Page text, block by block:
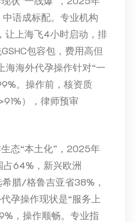
语成标配。专业机构
让上海飞4小时启动，排
包容包，费用高但
海外代孕操作针对“一
。操作前，核资质
），律师预审
态“本土化”，2025年
占64%，新兴欧洲
腊/格鲁吉亚省38%，
孕操作现状是“服务上
，操作顺畅。专业指